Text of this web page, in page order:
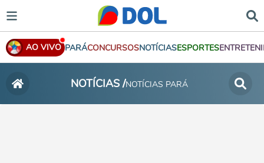
AO VIVO PARÁCONCURSOSNOTÍCIASESPORTES
NOTÍCIAS /NOTÍCIAS PARÁ